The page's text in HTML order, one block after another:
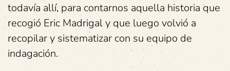
todavía allí, para contarnos aquella historia que
recogió Eric Madrigal y que luego volvió a
recopilar y sistematizar con su equipo de
indagación.